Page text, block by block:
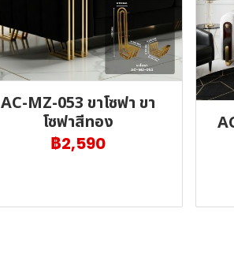
AC-MZ-053 ขาโซฟา ขา
โซฟาสีทอง
฿2,590